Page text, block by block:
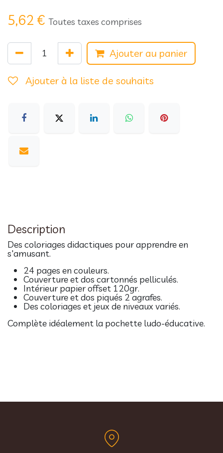
5,62 € Toutes taxes comprises
Ajouter au panier
Ajouter à la liste de souhaits
Description
Des coloriages didactiques pour apprendre en
s'amusant.
24 pages en couleurs.
Couverture et dos cartonnés pelliculés.
Intérieur papier offset 120gr.
Couverture et dos piqués 2 agrafes.
Des coloriages et jeux de niveaux variés.
Complète idéalement la pochette ludo-éducative.